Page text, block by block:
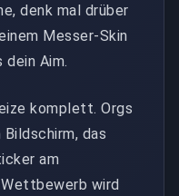
denk mal drüber
Messer-Skin
Aim.
komplett. Orgs
das
am
wird